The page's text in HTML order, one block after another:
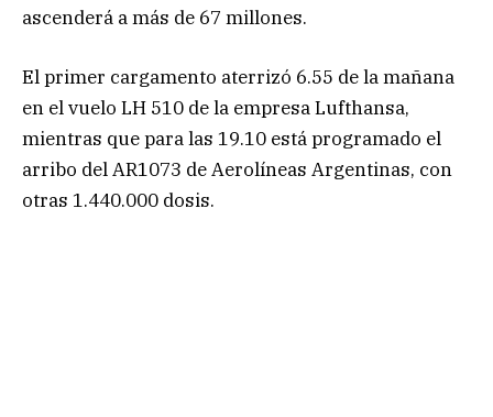
ascenderá a más de 67 millones.
El primer cargamento aterrizó 6.55 de la mañana
en el vuelo LH 510 de la empresa Lufthansa,
mientras que para las 19.10 está programado el
arribo del AR1073 de Aerolíneas Argentinas, con
otras 1.440.000 dosis.